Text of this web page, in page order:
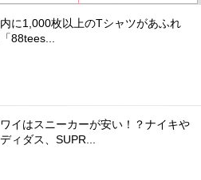
に1,000枚以上のTシャツがあふれ
88tees...
イはスニーカーが安い！？ナイキや
ィダス、SUPR...